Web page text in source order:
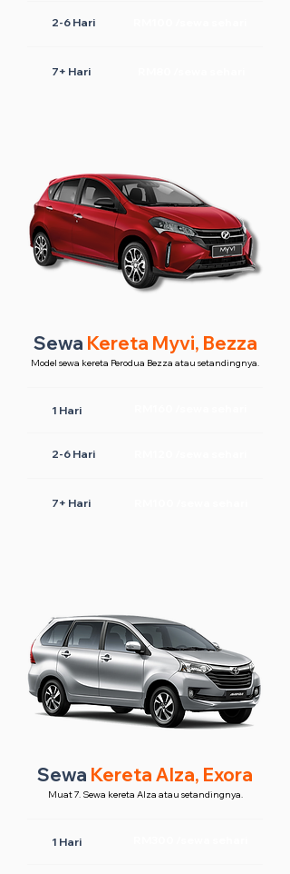
2-6 Hari
7+ Hari
Sewa Kereta Myvi, Bezza
Model sewa kereta Perodua Bezza atau setandingnya.
1 Hari
2-6 Hari
7+ Hari
Sewa Kereta Alza, Exora
Muat 7. Sewa kereta Alza atau setandingnya.
1 Hari